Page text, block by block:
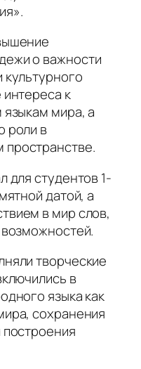
о важности
к
мира, а
роли в
для студентов 1-
датой, а
в мир слов,
творческие
в
языка как
сохранения
построения